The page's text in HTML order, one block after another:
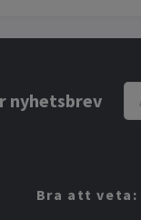
nyhetsbrev
Bra att veta: